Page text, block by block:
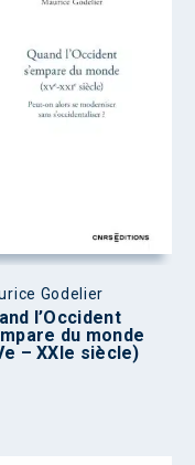
Godelier
l’Occident
du monde
– XXIe siècle)